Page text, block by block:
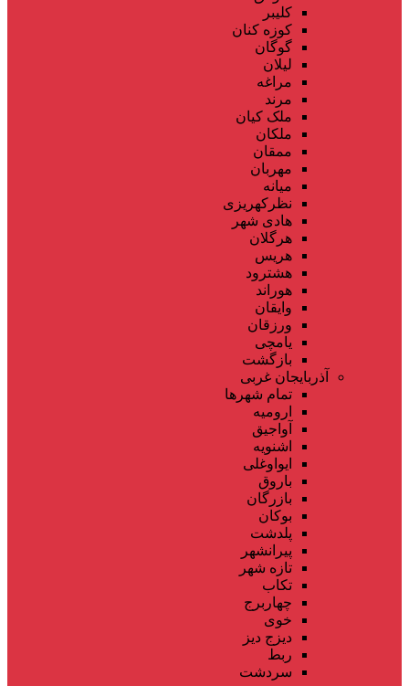
کلیبر
کوزه کنان
گوگان
لیلان
مراغه
مرند
ملک کیان
ملکان
ممقان
مهربان
میانه
نظرکهریزی
هادی شهر
هرگلان
هریس
هشترود
هوراند
وایقان
ورزقان
یامچی
بازگشت
آذربایجان غربی
تمام شهر‌ها
ارومیه
آواجیق
اشنویه
ایواوغلی
باروق
بازرگان
بوکان
پلدشت
پیرانشهر
تازه شهر
تکاب
چهاربرج
خوی
دیزج دیز
ربط
سردشت